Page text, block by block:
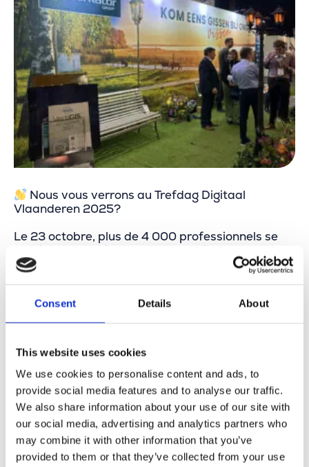
Consent Details About
This website uses cookies
We use cookies to personalise content and ads, to
provide social media features and to analyse our traffic.
We also share information about your use of our site with
our social media, advertising and analytics partners who
may combine it with other information that you’ve
provided to them or that they’ve collected from your use
Nous vous verrons au Trefdag Digitaal
Vlaanderen 2025?
Le 23 octobre, plus de 4 000 professionnels se
réuniront pour discuter et concrétiser la
transformation digitale.
inspirants sur scène
pratiques
collègues
Nous serons également présents ! Retrouvez-
nous sur le stand de Merkator Group, où nous
présenterons GaiaBuilder et d’autres outils
innovants qui rendent les processus numériques
plus intelligents et plus professionnels.